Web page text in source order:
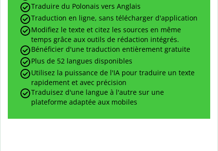
Traduire du Polonais vers Anglais
Traduction en ligne, sans télécharger d'application
Modifiez le texte et citez les sources en même
temps grâce aux outils de rédaction intégrés.
Bénéficier d'une traduction entièrement gratuite
Plus de 52 langues disponibles
Utilisez la puissance de l'IA pour traduire un texte
rapidement et avec précision
Traduisez d'une langue à l'autre sur une
plateforme adaptée aux mobiles